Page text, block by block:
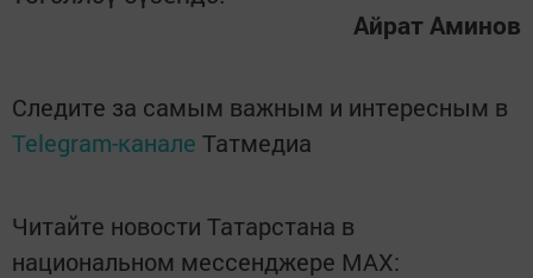
Айрат Аминов
Следите за самым важным и интересным в
Telegram-канале Татмедиа
Читайте новости Татарстана в
национальном мессенджере MАХ: